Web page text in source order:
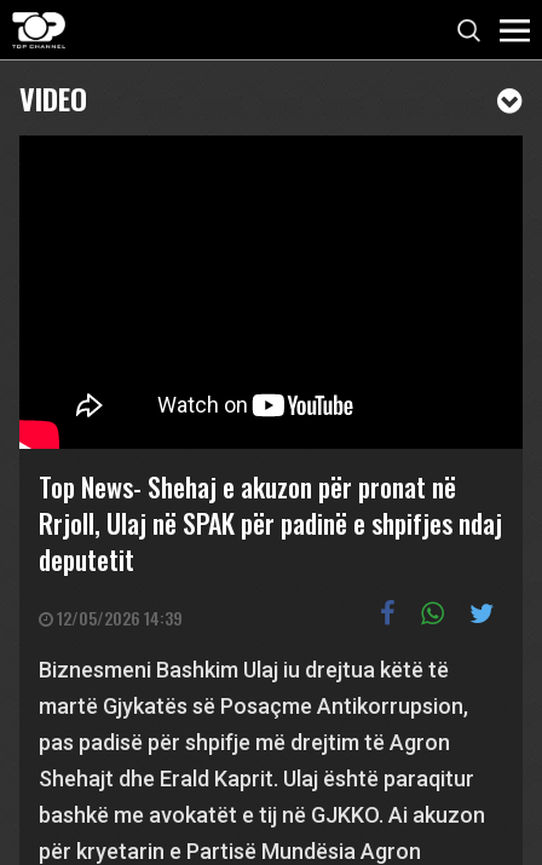
VIDEO
Top News- Shehaj e akuzon për pronat në
Rrjoll, Ulaj në SPAK për padinë e shpifjes ndaj
deputetit
12/05/2026 14:39
Biznesmeni Bashkim Ulaj iu drejtua këtë të
martë Gjykatës së Posaçme Antikorrupsion,
pas padisë për shpifje më drejtim të Agron
Shehajt dhe Erald Kaprit. Ulaj është paraqitur
bashkë me avokatët e tij në GJKKO. Ai akuzon
për kryetarin e Partisë Mundësia Agron